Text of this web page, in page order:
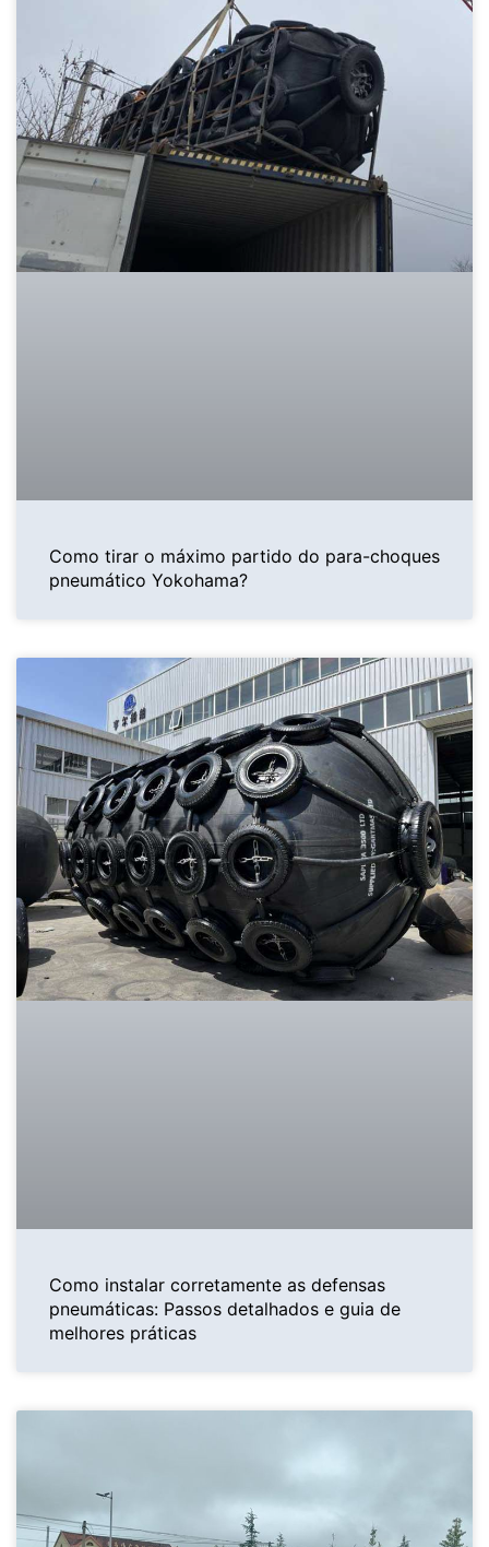
Como tirar o máximo partido do para-choques
pneumático Yokohama?
Como instalar corretamente as defensas
pneumáticas: Passos detalhados e guia de
melhores práticas